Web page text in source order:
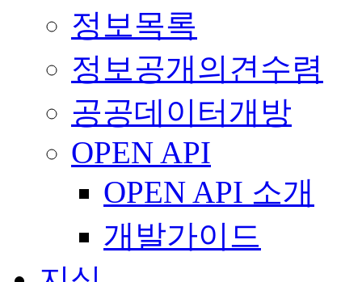
정보목록
정보공개의견수렴
공공데이터개방
OPEN API
OPEN API 소개
개발가이드